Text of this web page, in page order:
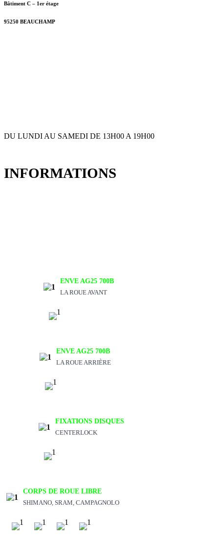
Bâtiment C – 1er étage
95250 BEAUCHAMP
DU LUNDI AU SAMEDI DE 13H00 A 19H00
INFORMATIONS
ENVE AG25 700B
LA ROUE AVANT
ENVE AG25 700B
LA ROUE ARRIÈRE
FIXATIONS DISQUES
CENTERLOCK
CORPS DE ROUE LIBRE
SHIMANO, SRAM, CAMPAGNOLO